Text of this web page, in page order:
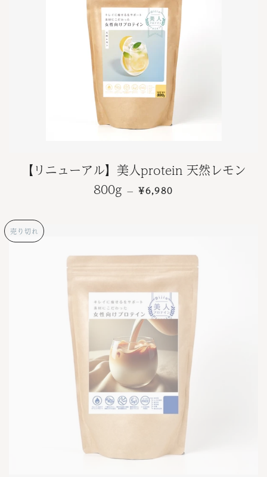
【リニューアル】美人protein 天然レモン
800g — 通常価格
¥6,980
売り切れ